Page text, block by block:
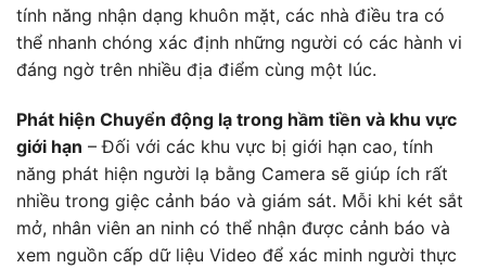
tính năng nhận dạng khuôn mặt, các nhà điều tra có
thể nhanh chóng xác định những người có các hành vi
đáng ngờ trên nhiều địa điểm cùng một lúc.
Phát hiện Chuyển động lạ trong hầm tiền và khu vực
giới hạn – Đối với các khu vực bị giới hạn cao, tính
năng phát hiện người lạ bằng Camera sẽ giúp ích rất
nhiều trong giệc cảnh báo và giám sát. Mỗi khi két sắt
mở, nhân viên an ninh có thể nhận được cảnh báo và
xem nguồn cấp dữ liệu Video để xác minh người thực